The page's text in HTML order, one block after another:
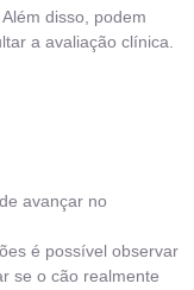
disso, podem
a avaliação clínica.
avançar no
é possível observar
se o cão realmente